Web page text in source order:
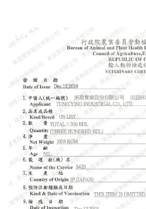
５．嚴禁一人註冊多個帳號或使用他人資
恩沛科技股份有限公司將有權停止該用戶